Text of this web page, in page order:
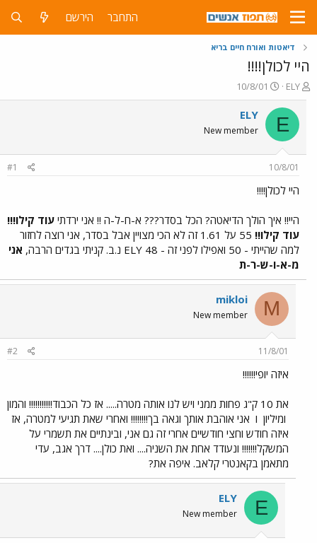
התחבר הירשם
דיאטות ואורח חיים בריא
היי לכולן!!!!
פ
ו
ת
ח
ה
ש
א
ELY
פ
ו
ס
ם
ר
10/8/01
E
ELY
New member
10/8/01
#1
היי לכולן!!!!
היי!! איך הולך הדיאטה? הכל בסדר??? א-ח-ל-ה !! אני ירדתי עוד קילו!!!
עוד קילו!!
55 על 1.61 זה לא הכי מצויין אבל בסדר, אני רוצה לחזור
למה שהייתי - 50 ואפילו לפני זה - 48 ELY נ.ב. קניתי בגדים הרבה,
אני
מ-א-ו-ש-ר-ת
M
mikloi
New member
11/8/01
#2
איזה יופי!!!!!!
את 10 ק"ג פחות ממני ויש לנו אותה מטרה..... אז כל הכבוד!!!!!!!!!!! והמון
ומיליון ו אני אוהבת אותך וגאה בך!!!!!!!! ואחרי שאת תגיעי למטרה, אז
איזה חודש וחצי חודשיים אחרי זה גם אני, ובינתיים את תשמרי על
המשקל!!!!!!! ונעודד אחת את השניה.... ואת כולן.... דרך אגב, עדי
מתאמן בקאנטרי קלאב. איפה את?
E
ELY
New member